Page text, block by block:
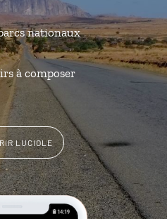
nationaux
à composer
LUCIOLE